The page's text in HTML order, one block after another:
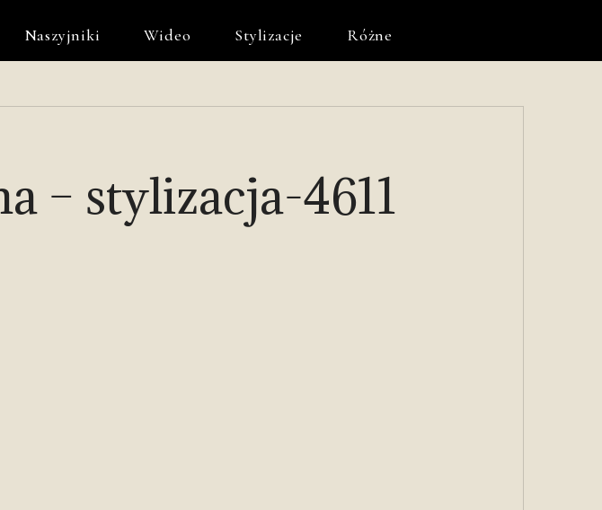
Naszyjniki Wideo Stylizacje Różne
– stylizacja-4611